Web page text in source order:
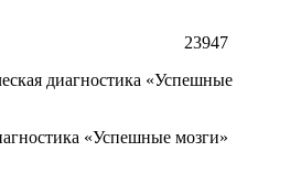
23947
«Успешные мозги»